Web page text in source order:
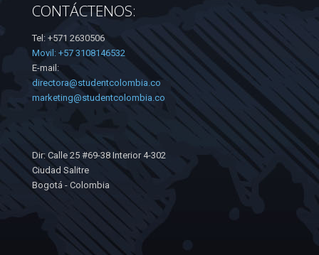
CONTÁCTENOS:
Tel: +571 2630506
Movil: +57 3108146532
E-mail:
directora@studentcolombia.co
marketing@studentcolombia.co
Dir: Calle 25 #69-38 Interior 4-302
Ciudad Salitre
Bogotá - Colombia